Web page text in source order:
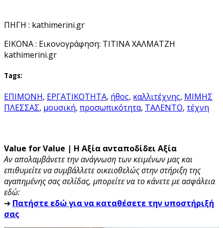
ΠΗΓΗ : kathimerini.gr
EIKONA : Εικονογράφηση: ΤΙΤΙΝΑ ΧΑΛΜΑΤΖΗ
kathimerini.gr
Tags:
ΕΠΙΜΟΝΗ, ΕΡΓΑΤΙΚΟΤΗΤΑ, ήθος, καλλιτέχνης, ΜΙΜΗΣ
ΠΛΕΣΣΑΣ, μουσική, προσωπικότητα, ΤΑΛΕΝΤΟ, τέχνη
Value for Value | Η Αξία ανταποδίδει Αξία
Αν απολαμβάνετε την ανάγνωση των κειμένων μας και
επιθυμείτε να συμβάλλετε οικειοθελώς στην στήριξη της
αγαπημένης σας σελίδας, μπορείτε να το κάνετε με ασφάλεια
εδώ:
➔ Πατήστε εδώ για να καταθέσετε την υποστήριξή
σας